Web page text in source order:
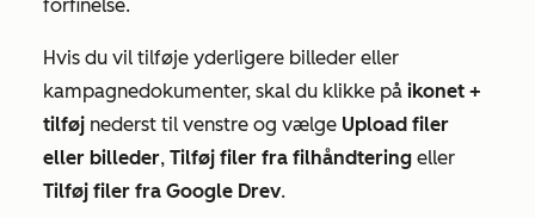
forfinelse.
Hvis du vil tilføje yderligere billeder eller
kampagnedokumenter, skal du klikke på ikonet +
tilføj nederst til venstre og vælge Upload filer
eller billeder, Tilføj filer fra filhåndtering eller
Tilføj filer fra Google Drev.